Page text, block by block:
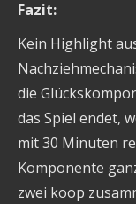
Fazit:
Kein Highlight
die
das Spiel endet,
mit 30 Minuten
Komponente
zwei koop